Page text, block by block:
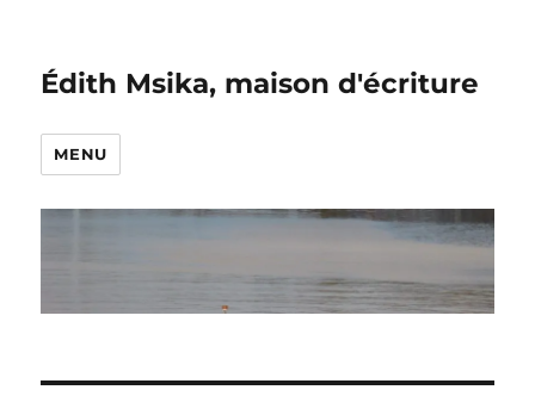
Édith Msika, maison d'écriture
MENU